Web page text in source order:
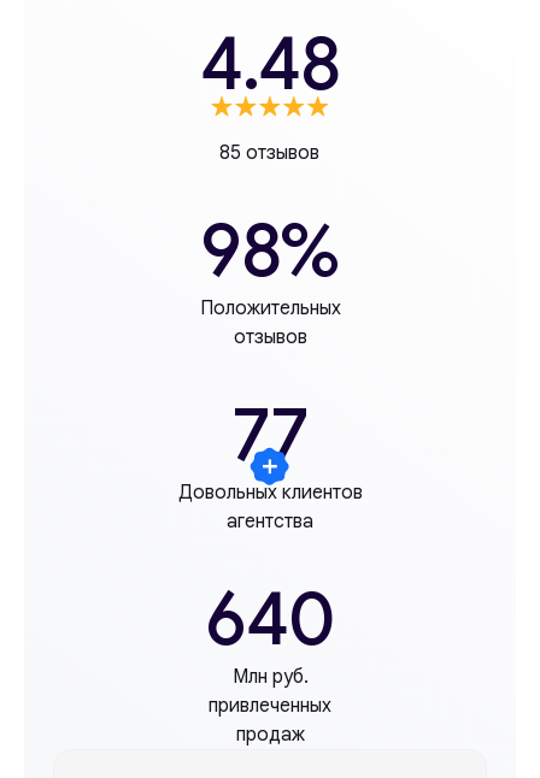
4.48
85 отзывов
98%
Положительных
отзывов
77
Довольных клиентов
агентства
640
Млн руб.
привлеченных
продаж